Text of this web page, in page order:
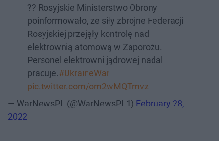
?? Rosyjskie Ministerstwo Obrony
poinformowało, że siły zbrojne Federacji
Rosyjskiej przejęły kontrolę nad
elektrownią atomową w Zaporożu.
Personel elektrowni jądrowej nadal
pracuje.#UkraineWar
pic.twitter.com/om2wMQTmvz
— WarNewsPL (@WarNewsPL1) February 28,
2022